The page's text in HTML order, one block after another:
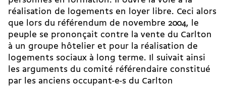
réalisation de logements en loyer libre. Ceci alors
que lors du référendum de novembre 2004, le
peuple se prononçait contre la vente du Carlton
à un groupe hôtelier et pour la réalisation de
logements sociaux à long terme. Il suivait ainsi
les arguments du comité référendaire constitué
par les anciens occupant-e-s du Carlton